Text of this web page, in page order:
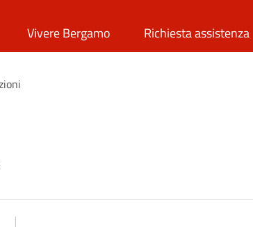
Vivere Bergamo Richiesta assistenza